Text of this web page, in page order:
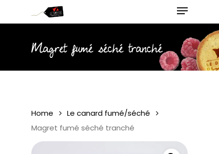
Menu
Magret fumé séché tranché
Home
Le canard fumé/séché
Magret fumé séché tranché
Close
Menu